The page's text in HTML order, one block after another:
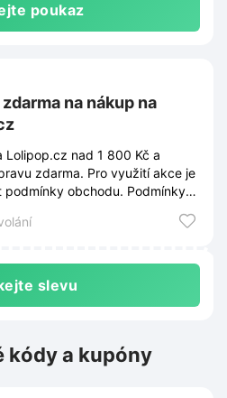
poukaz
na nákup na
Lolipop.cz nad 1 800 Kč a
zdarma. Pro využití akce je
podmínky obchodu. Podmínky
slevu
kódy a kupóny